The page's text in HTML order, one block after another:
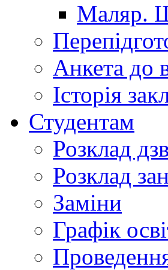
Маляр.
Анкета до
Історія
Студентам
Розклад
Розклад
Заміни
Графік